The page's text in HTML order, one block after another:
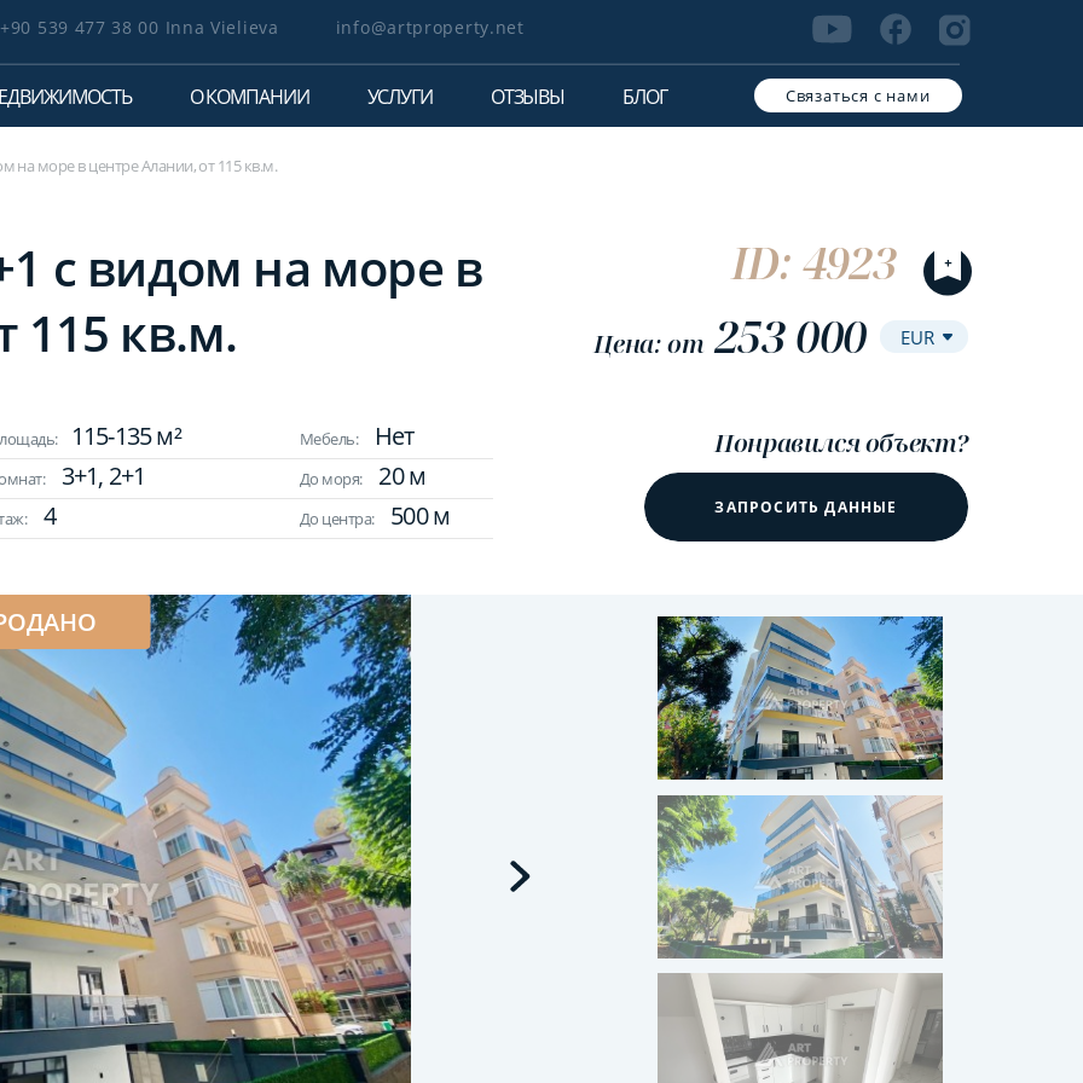
+90 539 477 38 00 Inna Vielieva info@artproperty.net
О КОМПАНИИ УСЛУГИ ОТЗЫВЫ БЛОГ Связаться с нами
на море в центре Алании, от 115 кв.м.
с видом на море в
115 кв.м.
ID: 4923
Цена: от 253 000
115-135 м² Мебель: Нет
3+1, 2+1 До моря: 20 м
4 До центра: 500 м
Понравился объект?
ЗАПРОСИТЬ ДАННЫЕ
ПРОДАНО